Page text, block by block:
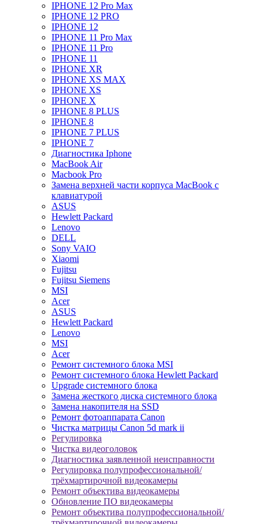
IPHONE 12 Pro Max
IPHONE 12 PRO
IPHONE 12
IPHONE 11 Pro Max
IPHONE 11 Pro
IPHONE 11
IPHONE XR
IPHONE XS MAX
IPHONE XS
IPHONE X
IPHONE 8 PLUS
IPHONE 8
IPHONE 7 PLUS
IPHONE 7
Диагностика Iphone
MacBook Air
Macbook Pro
Замена верхней части корпуса MacBook с
клавиатурой
ASUS
Hewlett Packard
Lenovo
DELL
Sony VAIO
Xiaomi
Fujitsu
Fujitsu Siemens
MSI
Acer
ASUS
Hewlett Packard
Lenovo
MSI
Acer
Ремонт системного блока MSI
Ремонт системного блока Hewlett Packard
Upgrade системного блока
Замена жесткого диска системного блока
Замена накопителя на SSD
Ремонт фотоаппарата Canon
Чистка матрицы Canon 5d mark ii
Регулировка
Чистка видеоголовок
Диагностика заявленной неисправности
Регулировка полупрофессиональной/
трёхмартирочной видеокамеры
Ремонт объектива видеокамеры
Обновление ПО видеокамеры
Ремонт объектива полупрофессиональной/